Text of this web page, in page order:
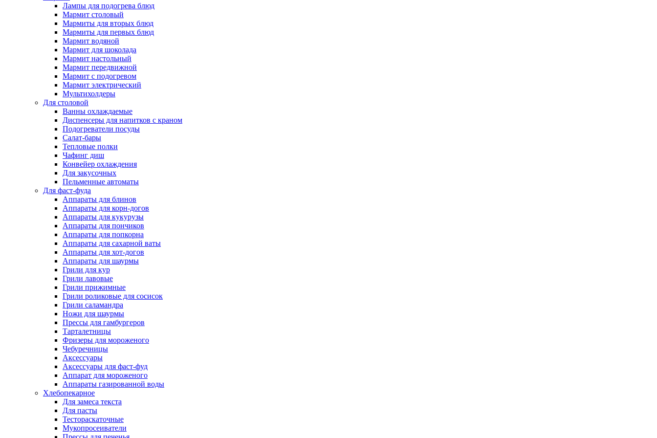
Лампы для подогрева блюд
Мармит столовый
Мармиты для вторых блюд
Мармиты для первых блюд
Мармит водяной
Мармит для шоколада
Мармит настольный
Мармит передвижной
Мармит с подогревом
Мармит электрический
Мультихолдеры
Для столовой
Ванны охлаждаемые
Диспенсеры для напитков с краном
Подогреватели посуды
Салат-бары
Тепловые полки
Чафинг диш
Конвейер охлаждения
Для закусочных
Пельменные автоматы
Для фаст-фуда
Аппараты для блинов
Аппараты для корн-догов
Аппараты для кукурузы
Аппараты для пончиков
Аппараты для попкорна
Аппараты для сахарной ваты
Аппараты для хот-догов
Аппараты для шаурмы
Грили для кур
Грили лавовые
Грили прижимные
Грили роликовые для сосисок
Грили саламандра
Ножи для шаурмы
Прессы для гамбургеров
Тарталетницы
Фризеры для мороженого
Чебуречницы
Аксессуары
Аксессуары для фаст-фуд
Аппарат для мороженого
Аппараты газированной воды
Хлебопекарное
Для замеса текста
Для пасты
Тестораскаточные
Мукопросеиватели